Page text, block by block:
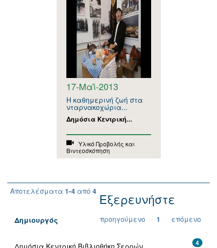
17-Μαΐ-2013
Η καθημερινή ζωή στα
νταρνακοχώρια...
Δημόσια Κεντρική...
Υλικό Προβολής και
Βιντεοσκόπηση
Αποτελέσματα 1-4 από 4
προηγούμενο 1 επόμενο
Εξερευνήστε
Δημιουργός
4
Δημόσια Κεντρική Βιβλιοθήκη Σερρών.